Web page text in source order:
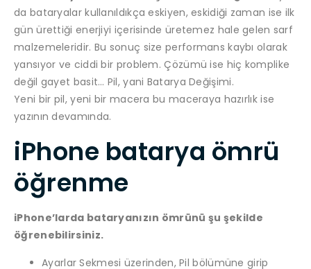
da bataryalar kullanıldıkça eskiyen, eskidiği zaman ise ilk
gün ürettiği enerjiyi içerisinde üretemez hale gelen sarf
malzemeleridir. Bu sonuç size performans kaybı olarak
yansıyor ve ciddi bir problem. Çözümü ise hiç komplike
değil gayet basit… Pil, yani Batarya Değişimi.
Yeni bir pil, yeni bir macera bu maceraya hazırlık ise
yazının devamında.
iPhone batarya ömrü
öğrenme
iPhone’larda bataryanızın ömrünü şu şekilde
öğrenebilirsiniz.
Ayarlar Sekmesi üzerinden, Pil bölümüne girip